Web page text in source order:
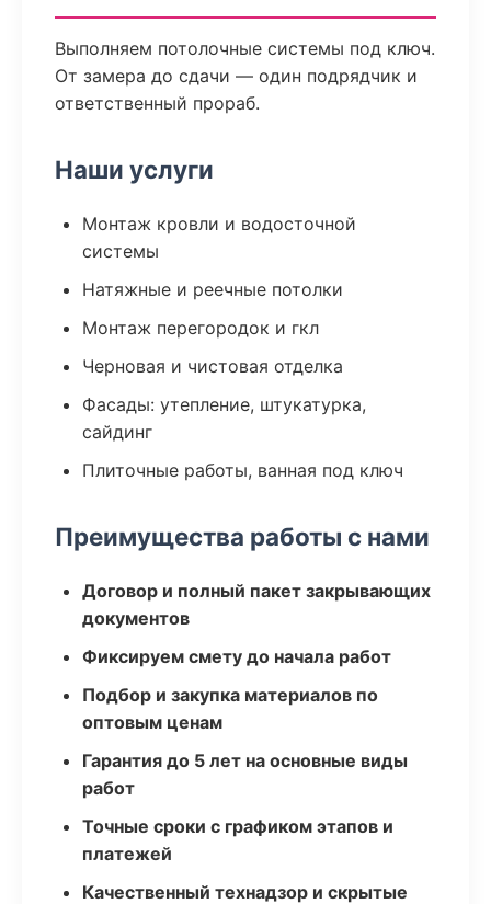
Выполняем потолочные системы под ключ.
От замера до сдачи — один подрядчик и
ответственный прораб.
Наши услуги
Монтаж кровли и водосточной
системы
Натяжные и реечные потолки
Монтаж перегородок и гкл
Черновая и чистовая отделка
Фасады: утепление, штукатурка,
сайдинг
Плиточные работы, ванная под ключ
Преимущества работы с нами
Договор и полный пакет закрывающих
документов
Фиксируем смету до начала работ
Подбор и закупка материалов по
оптовым ценам
Гарантия до 5 лет на основные виды
работ
Точные сроки с графиком этапов и
платежей
Качественный технадзор и скрытые